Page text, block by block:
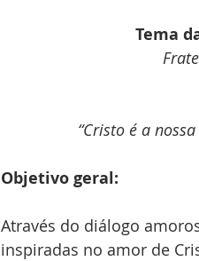
Tema
“Cristo é a
Objetivo geral:
Através do diálogo
inspiradas no amor de